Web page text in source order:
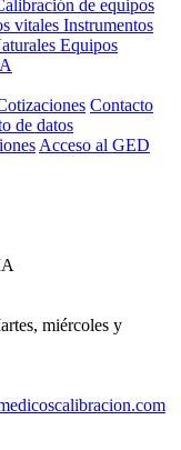
de equipos
vitales Instrumentos
Equipos
Contacto
de datos
Acceso al GED
miércoles y